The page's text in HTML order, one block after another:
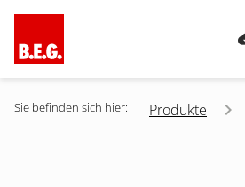
Sie befinden sich hier: Produkte